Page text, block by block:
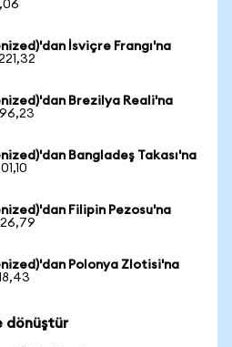
İsviçre Frangı'na
Brezilya Reali'na
Bangladeş Takası'na
Filipin Pezosu'na
Polonya Zlotisi'na
dönüştür